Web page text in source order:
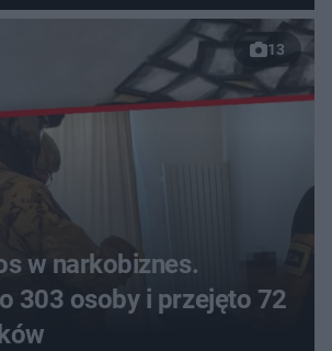
13
w narkobiznes.